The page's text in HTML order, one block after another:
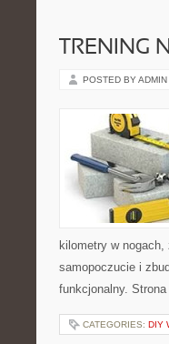
TRENING
POSTED BY ADMIN
kilometry w
samopoczucie i
funkcjonalny.
CATEGORIES: DIY